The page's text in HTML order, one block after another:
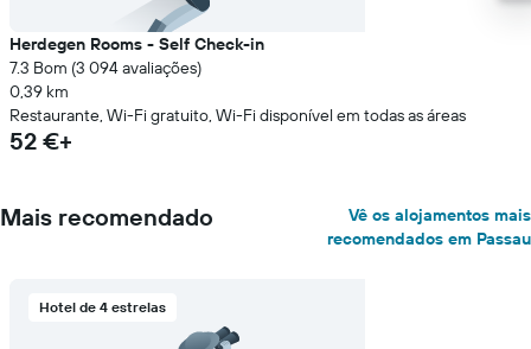
Herdegen Rooms - Self Check-in
7.3 Bom (3 094 avaliações)
0,39 km
Restaurante, Wi-Fi gratuito, Wi-Fi disponível em todas as áreas
52 €+
Mais recomendado
Vê os alojamentos mais
recomendados em Passau
Hotel de 4 estrelas